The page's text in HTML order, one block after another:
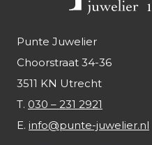
Punte Juwelier
Choorstraat 34-36
3511 KN Utrecht
T. 030 – 231 2921
E. info@punte-juwelier.nl